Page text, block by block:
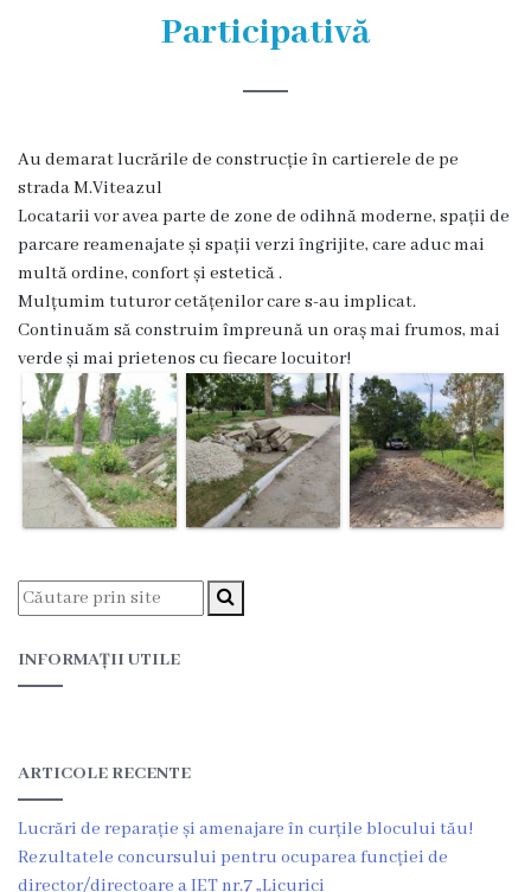
Rapoartele
primarului
Proiecte
investiționale
Proiecte
în
derulare
Proiecte
prioritare
spre
finanțare
finalizate
Instituții
subordonate
Participativă
Au demarat lucrările de construcție în cartierele de pe
strada M.Viteazul
Locatarii vor avea parte de zone de odihnă moderne, spații de
parcare reamenajate și spații verzi îngrijite, care aduc mai
multă ordine, confort și estetică .
Mulțumim tuturor cetățenilor care s-au implicat.
Continuăm să construim împreună un oraș mai frumos, mai
verde și mai prietenos cu fiecare locuitor!
INFORMAȚII UTILE
ARTICOLE RECENTE
Lucrări de reparație și amenajare în curțile blocului tău!
Rezultatele concursului pentru ocuparea funcției de
director/directoare a IET nr.7 „Licurici